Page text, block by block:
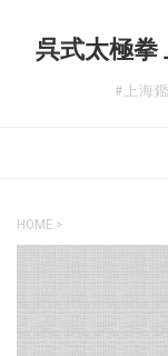
呉式太極拳
#上海
HOME >